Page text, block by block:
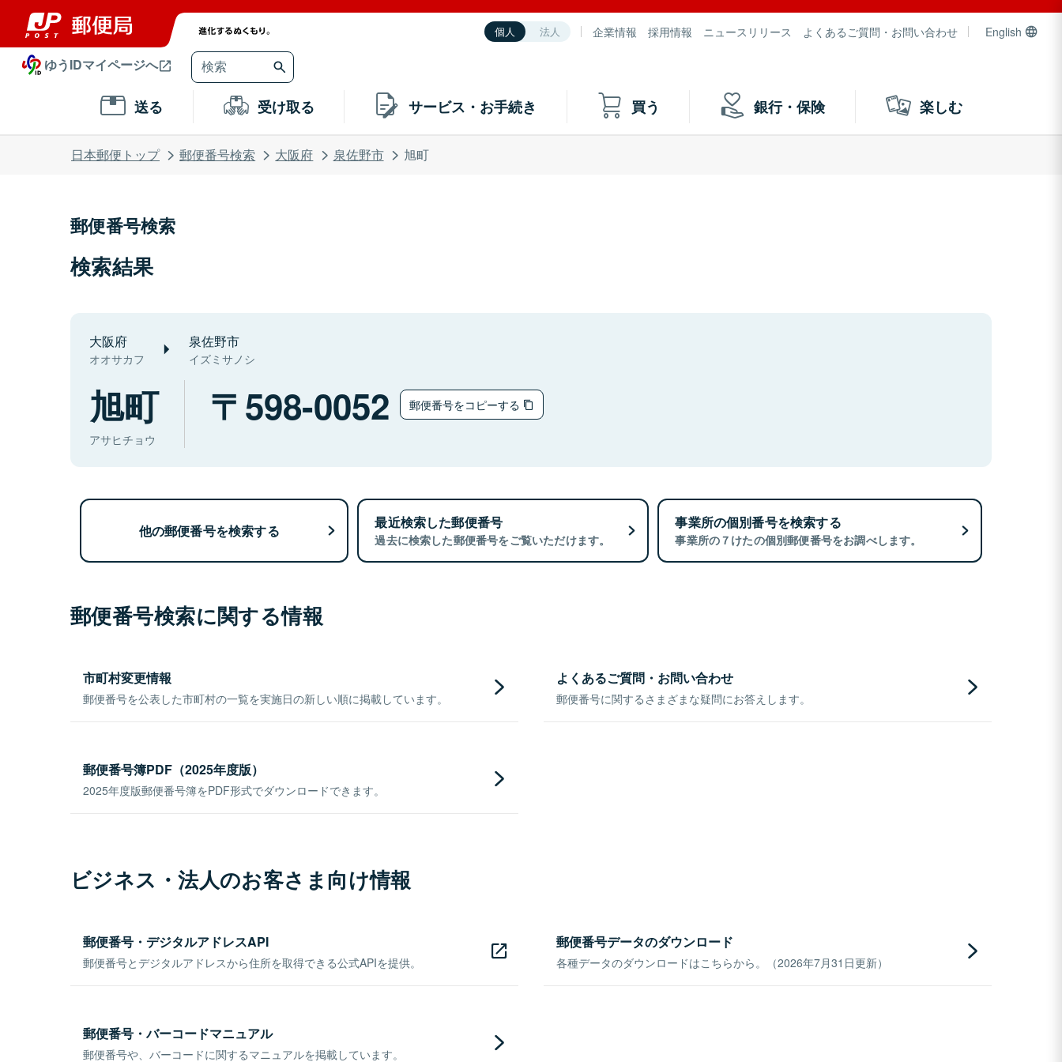
個人 法人 企業情報 採用情報 ニュースリリース よくあるご質問・お問い合わせ English
ゆうIDマイページへ
送る 受け取る サービス・お手続き 買う 銀行・保険 楽しむ
日本郵便トップ 郵便番号検索 大阪府 泉佐野市 旭町
郵便番号検索
検索結果
大阪府
オオサカフ
泉佐野市
イズミサノシ
旭町
アサヒチョウ
598-0052 郵便番号をコピーする
他の郵便番号を検索する 最近検索した郵便番号
過去に検索した郵便番号をご覧いただけます。
事業所の個別番号を検索する
事業所の７けたの個別郵便番号をお調べします。
郵便番号検索に関する情報
市町村変更情報
郵便番号を公表した市町村の一覧を実施日の新しい順に掲載しています。
よくあるご質問・お問い合わせ
郵便番号に関するさまざまな疑問にお答えします。
郵便番号簿PDF（2025年度版）
2025年度版郵便番号簿をPDF形式でダウンロードできます。
ビジネス・法人のお客さま向け情報
郵便番号・デジタルアドレスAPI
郵便番号とデジタルアドレスから住所を取得できる公式APIを提供。
郵便番号データのダウンロード
各種データのダウンロードはこちらから。（2026年7月31日更新）
郵便番号・バーコードマニュアル
郵便番号や、バーコードに関するマニュアルを掲載しています。